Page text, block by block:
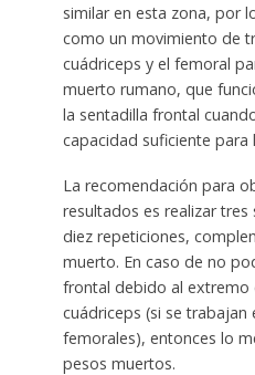
similar en esta zona, por
como un movimiento de
cuádriceps y el femoral
muerto rumano, que
la sentadilla frontal
capacidad suficiente para
La recomendación para
resultados es realizar tres
diez repeticiones,
muerto. En caso de no
frontal debido al extremo
cuádriceps (si se trabajan
femorales), entonces lo
pesos muertos.